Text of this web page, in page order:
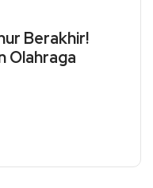
Berakhir!
Olahraga